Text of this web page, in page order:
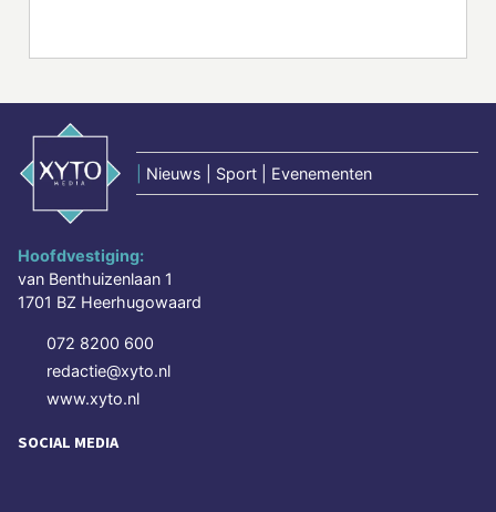
Nieuws | Sport | Evenementen
Hoofdvestiging:
van Benthuizenlaan 1
1701 BZ Heerhugowaard
072 8200 600
redactie@xyto.nl
www.xyto.nl
SOCIAL MEDIA